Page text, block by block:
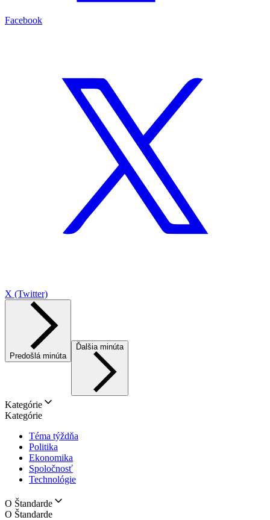
Facebook
X (Twitter)
Predošlá minúta
Ďalšia minúta
Kategórie
Kategórie
Téma týždňa
Politika
Ekonomika
Spoločnosť
Technológie
O Štandarde
O Štandarde